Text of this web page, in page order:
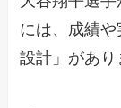
には、成績
設計」があり